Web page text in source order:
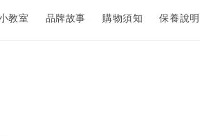
教室 品牌故事 購物須知 保養說明